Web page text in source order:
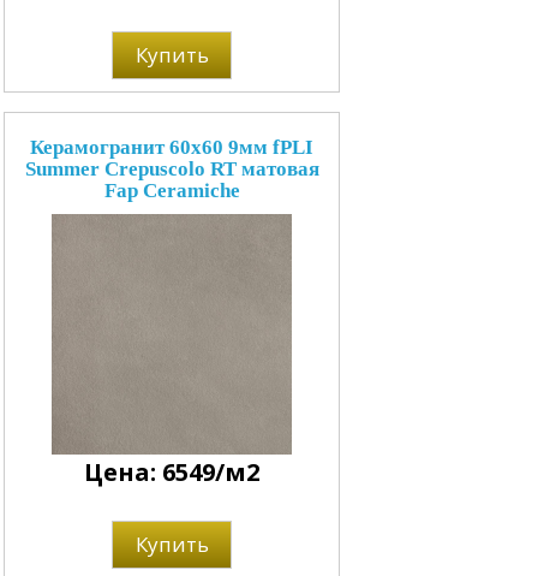
Купить
Керамогранит 60x60 9мм fPLI
Summer Crepuscolo RT матовая
Fap Ceramiche
Цена: 6549/м2
Купить